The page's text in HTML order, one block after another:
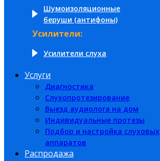
Шумоизоляционные
беруши (антифоны)
Усилители:
Усилители слуха
Услуги
Диагностика
Слухопротезирование
Выезд аудиолога на дом
Индивидуальные протезы
Подбор и настройка слуховых
аппаратов
Распродажа